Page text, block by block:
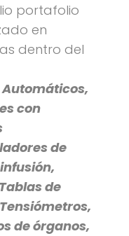
portafolio
en
dentro del
con
de
de
de órganos,